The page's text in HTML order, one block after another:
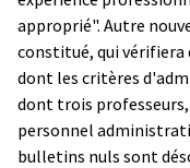
approprié". Autre
constitué, qui vérifiera
dont les critères
dont trois
personnel
bulletins nuls sont